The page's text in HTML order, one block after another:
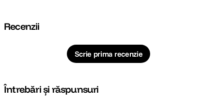
Recenzii
Scrie prima recenzie
Întrebări și răspunsuri